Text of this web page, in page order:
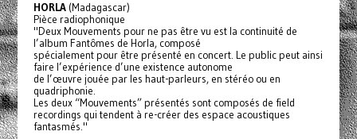
HORLA(Madagascar)
Pièce radiophonique
"Deux Mouvements pour ne pas être vu est la continuité de
l’album Fantômes de Horla, composé
spécialement pour être présenté en concert. Le public peut ainsi
faire l’expérience d’une existence autonome
de l’œuvre jouée par les haut-parleurs, en stéréo ou en
quadriphonie.
Les deux “Mouvements” présentés sont composés de field
recordings qui tendent à re-créer des espace acoustiques
fantasmés."